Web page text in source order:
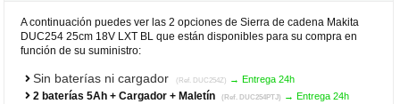
A continuación puedes ver las 2 opciones de Sierra de cadena Makita
DUC254 25cm 18V LXT BL que están disponibles para su compra en
función de su suministro:
Sin baterías ni cargador (Ref. DUC254Z) → Entrega 24h
2 baterías 5Ah + Cargador + Maletín (Ref. DUC254PTJ) → Entrega 24h